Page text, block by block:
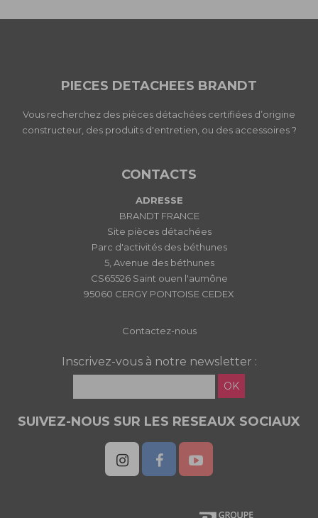
PIECES DETACHEES BRANDT
Vous recherchez des pièces détachées certifiées d’origine
constructeur, des produits d'entretien, ou des accessoires ?
CONTACTS
ADRESSE
BRANDT FRANCE
Site pièces détachées
Parc d'activités des béthunes
5, Avenue des béthunes
CS65526 Saint ouen l'aumône
95060 CERGY PONTOISE CEDEX
Contactez-nous
Inscrivez-vous à notre newsletter :
OK
SUIVEZ-NOUS SUR LES RESEAUX SOCIAUX